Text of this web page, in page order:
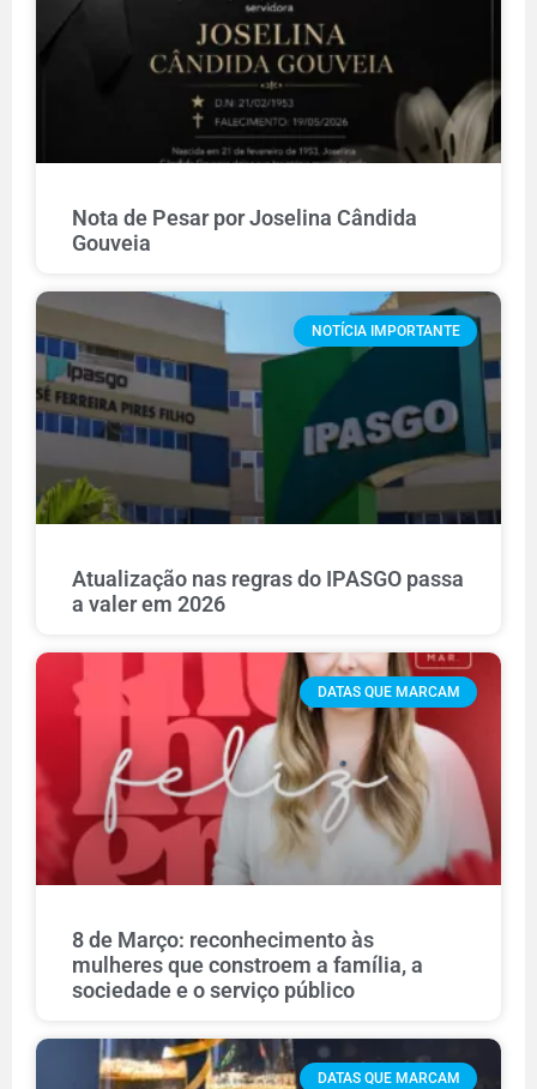
Nota de Pesar por Joselina Cândida
Gouveia
NOTÍCIA IMPORTANTE
Atualização nas regras do IPASGO passa
a valer em 2026
DATAS QUE MARCAM
8 de Março: reconhecimento às
mulheres que constroem a família, a
sociedade e o serviço público
DATAS QUE MARCAM